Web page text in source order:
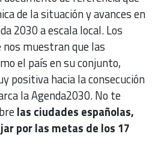
de la situación y avances en
2030 a escala local. Los
muestran que las
el país en su conjunto,
positiva hacia la consecución
la Agenda2030. No te
las ciudades españolas,
por las metas de los 17